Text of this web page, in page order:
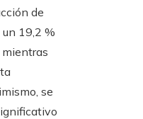
de
19,2 %
mientras
se